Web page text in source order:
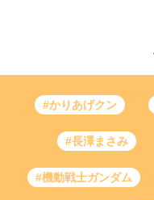
#かりあげクン
#長澤まさみ
#機動戦士ガンダム